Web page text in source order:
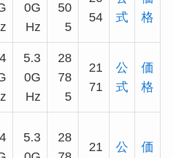
0G
Hz
50
5
54
式
格
5.3
0G
Hz
28
78
5
21
71
公
式
価
格
5.3
28
21
公
価